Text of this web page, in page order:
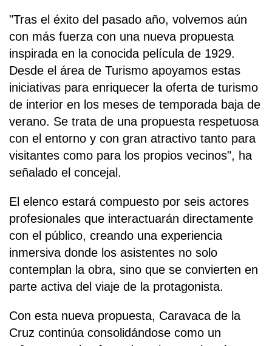
"Tras el éxito del pasado año, volvemos aún
con más fuerza con una nueva propuesta
inspirada en la conocida película de 1929.
Desde el área de Turismo apoyamos estas
iniciativas para enriquecer la oferta de turismo
de interior en los meses de temporada baja de
verano. Se trata de una propuesta respetuosa
con el entorno y con gran atractivo tanto para
visitantes como para los propios vecinos", ha
señalado el concejal.
El elenco estará compuesto por seis actores
profesionales que interactuarán directamente
con el público, creando una experiencia
inmersiva donde los asistentes no solo
contemplan la obra, sino que se convierten en
parte activa del viaje de la protagonista.
Con esta nueva propuesta, Caravaca de la
Cruz continúa consolidándose como un